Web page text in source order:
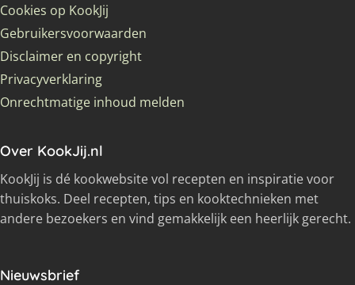
Cookies op KookJij
Gebruikersvoorwaarden
Disclaimer en copyright
Privacyverklaring
Onrechtmatige inhoud melden
Over KookJij.nl
KookJij is dé kookwebsite vol recepten en inspiratie voor
thuiskoks. Deel recepten, tips en kooktechnieken met
andere bezoekers en vind gemakkelijk een heerlijk gerecht.
Nieuwsbrief